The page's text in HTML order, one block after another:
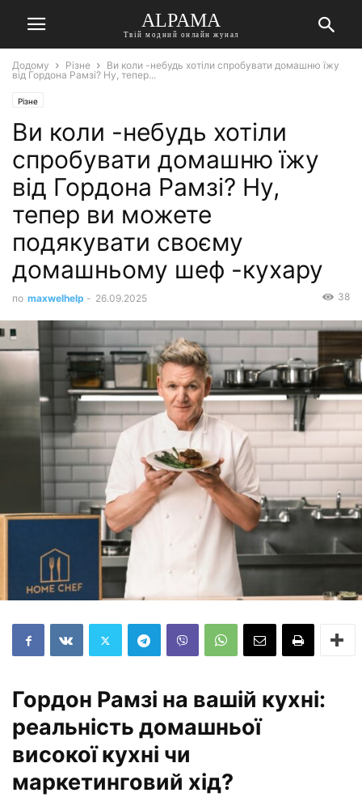
ALPAMA
Твій модний онлайн жунал
Додому Різне
Ви коли -небудь хотіли спробувати домашню їжу
від Гордона Рамзі? Ну, тепер...
Різне
Ви коли -небудь хотіли
спробувати домашню їжу
від Гордона Рамзі? Ну,
тепер ви можете
подякувати своєму
домашньому шеф -кухару
по maxwelhelp - 26.09.2025 38
Гордон Рамзі на вашій кухні:
реальність домашньої
високої кухні чи
маркетинговий хід?